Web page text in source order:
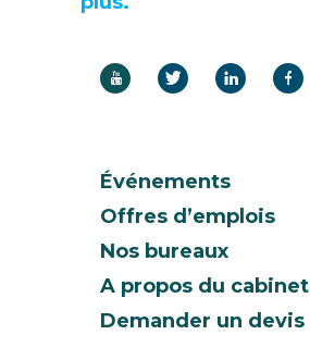
Événements
Offres d’emplois
Nos bureaux
A propos du cabinet
Demander un devis